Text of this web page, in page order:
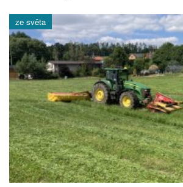
ze světa